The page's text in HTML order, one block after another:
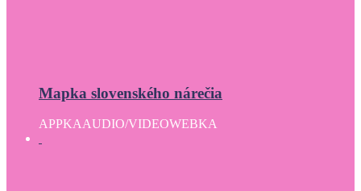
Mapka slovenského nárečia
APPKAAUDIO/VIDEOWEBKA